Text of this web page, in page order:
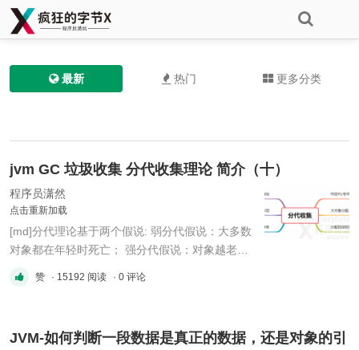
最新 热门 更多分类
jvm GC 垃圾收集 分代收集理论 简介（十）
程序员潇然
点击重新加载
[md]分代理论基于两个假说: 弱分代假说：大多数
对象都在年轻时死亡； 强分代假说：对象越老越
统计比较方便。 年轻代与老年代有不 ...
赞 · 15192 阅读 · 0 评论
JVM-如何判断一段数据是真正的数据，还是对象的引